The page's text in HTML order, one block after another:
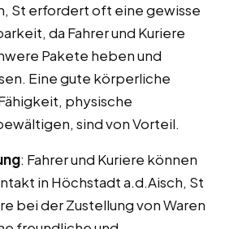
St erfordert oft eine gewisse
da Fahrer und Kuriere
Pakete heben und
Eine gute körperliche
physische
sind von Vorteil.
: Fahrer und Kuriere können
in Höchstadt a.d.Aisch, St
bei der Zustellung von Waren